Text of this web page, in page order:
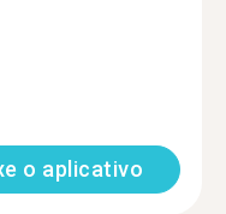
o aplicativo